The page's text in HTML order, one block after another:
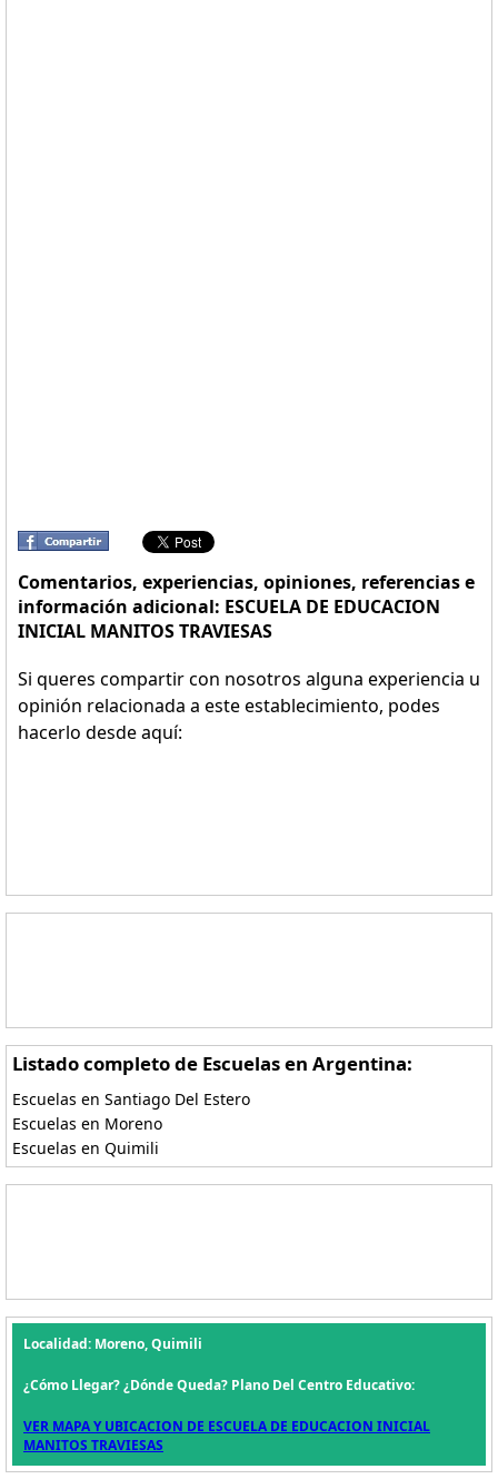
Comentarios, experiencias, opiniones, referencias e
información adicional: ESCUELA DE EDUCACION
INICIAL MANITOS TRAVIESAS
Si queres compartir con nosotros alguna experiencia u
opinión relacionada a este establecimiento, podes
hacerlo desde aquí:
Listado completo de Escuelas en Argentina:
Escuelas en Santiago Del Estero
Escuelas en Moreno
Escuelas en Quimili
Localidad: Moreno, Quimili
¿Cómo Llegar? ¿Dónde Queda? Plano Del Centro Educativo:
VER MAPA Y UBICACION DE ESCUELA DE EDUCACION INICIAL
MANITOS TRAVIESAS